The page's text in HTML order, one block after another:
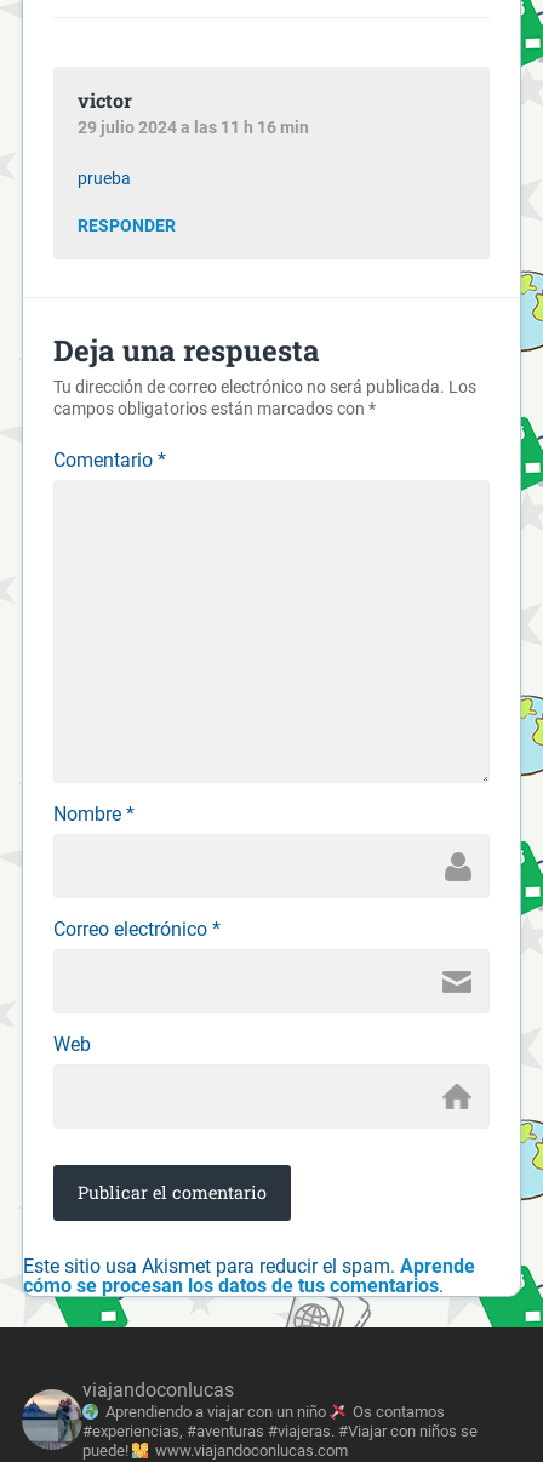
victor
29 julio 2024 a las 11 h 16 min
prueba
RESPONDER
Deja una respuesta
Tu dirección de correo electrónico no será publicada. Los
campos obligatorios están marcados con *
Comentario *
Nombre *
Correo electrónico *
Web
Este sitio usa Akismet para reducir el spam. Aprende
cómo se procesan los datos de tus comentarios.
viajandoconlucas
Aprendiendo a viajar con un niño
Os contamos
#experiencias, #aventuras #viajeras. #Viajar con niños se
puede!
www.viajandoconlucas.com